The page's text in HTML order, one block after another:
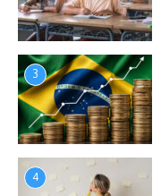
3
4